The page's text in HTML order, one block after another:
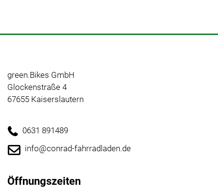
green.Bikes GmbH
Glockenstraße 4
67655 Kaiserslautern
0631 891489
info@conrad-fahrradladen.de
Öffnungszeiten